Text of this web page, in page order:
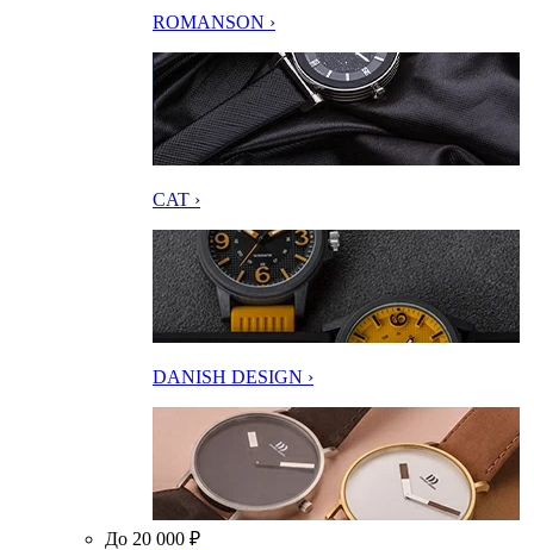
ROMANSON ›
CAT ›
DANISH DESIGN ›
До 20 000 ₽